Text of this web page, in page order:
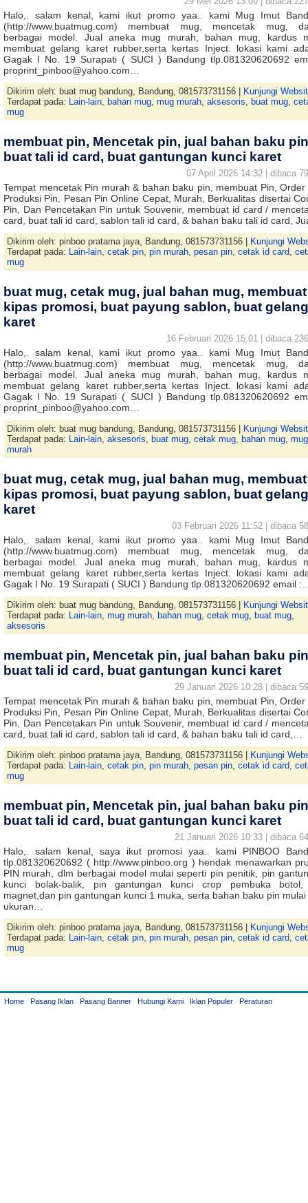
Halo,. salam kenal, kami ikut promo yaa.. kami Mug Imut
(http://www.buatmug.com) membuat mug, mencetak mug,
berbagai model. Jual aneka mug murah, bahan mug, kardus
membuat gelang karet rubber,serta kertas Inject. lokasi kami
Gagak I No. 19 Surapati ( SUCI ) Bandung tlp.081320620692
proprint_pinboo@yahoo.com…
Dikirim oleh: buat mug bandung, Bandung, 081573731156 |
Kunjungi
Terdapat pada: Lain-lain, bahan mug, mug murah, aksesoris, buat mug,
mug
membuat pin, Mencetak pin, jual bahan baku
buat tali id card, buat gantungan kunci karet
07 April 2026 14:32 | dibaca
Tempat mencetak Pin murah & bahan baku pin, membuat Pin, Order
Produksi Pin, Pesan Pin Online Cepat, Murah, Berkualitas disertai
Pin, Dan Pencetakan Pin untuk Souvenir, membuat id card /
card, buat tali id card, sablon tali id card, & bahan baku tali id card,
Dikirim oleh: pinboo pratama jaya, Bandung, 081573731156 |
Kunjungi
Terdapat pada: Lain-lain, cetak pin, pin murah, pesan pin, cetak id card,
mug
buat mug, cetak mug, jual bahan mug, membuat
kipas promosi, buat payung sablon, buat gelang
karet
16 Februari 2026 15:01 | dibaca
Halo,. salam kenal, kami ikut promo yaa.. kami Mug Imut
(http://www.buatmug.com) membuat mug, mencetak mug,
berbagai model. Jual aneka mug murah, bahan mug, kardus
membuat gelang karet rubber,serta kertas Inject. lokasi kami
Gagak I No. 19 Surapati ( SUCI ) Bandung tlp.081320620692
proprint_pinboo@yahoo.com…
Dikirim oleh: buat mug bandung, Bandung, 081573731156 |
Kunjungi
Terdapat pada: Lain-lain, aksesoris, buat mug, cetak mug, bahan mug, mug
murah
buat mug, cetak mug, jual bahan mug, membuat
kipas promosi, buat payung sablon, buat gelang
karet
03 Februari 2026 11:52 | dibaca
Halo,. salam kenal, kami ikut promo yaa.. kami Mug Imut
(http://www.buatmug.com) membuat mug, mencetak mug,
berbagai model. Jual aneka mug murah, bahan mug, kardus
membuat gelang karet rubber,serta kertas Inject. lokasi kami
Gagak I No. 19 Surapati ( SUCI ) Bandung tlp.081320620692 email
Dikirim oleh: buat mug bandung, Bandung, 081573731156 |
Kunjungi
Terdapat pada: Lain-lain, mug murah, bahan mug, cetak mug, buat mug,
aksesoris
membuat pin, Mencetak pin, jual bahan baku
buat tali id card, buat gantungan kunci karet
29 Januari 2026 10:28 | dibaca
Tempat mencetak Pin murah & bahan baku pin, membuat Pin, Order
Produksi Pin, Pesan Pin Online Cepat, Murah, Berkualitas disertai
Pin, Dan Pencetakan Pin untuk Souvenir, membuat id card /
card, buat tali id card, sablon tali id card, & bahan baku tali id card,…
Dikirim oleh: pinboo pratama jaya, Bandung, 081573731156 |
Kunjungi
Terdapat pada: Lain-lain, cetak pin, pin murah, pesan pin, cetak id card,
mug
membuat pin, Mencetak pin, jual bahan baku
buat tali id card, buat gantungan kunci karet
21 Januari 2026 10:33 | dibaca
Halo,. salam kenal, saya ikut promosi yaa.. kami PINBOO
tlp.081320620692 ( http://www.pinboo.org ) hendak menawarkan
PIN murah, dlm berbagai model mulai seperti pin penitik, pin
kunci bolak-balik, pin gantungan kunci crop pembuka
magnet,dan pin gantungan kunci 1 muka, serta bahan baku pin
ukuran…
Dikirim oleh: pinboo pratama jaya, Bandung, 081573731156 |
Kunjungi
Terdapat pada: Lain-lain, cetak pin, pin murah, pesan pin, cetak id card,
mug
Home Pasang Iklan Pasang Banner Hubungi Kami Iklan Populer Peraturan